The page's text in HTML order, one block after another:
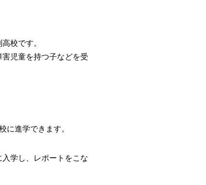
校です。
児童を持つ子などを受
に進学できます。
学し、レポートをこな